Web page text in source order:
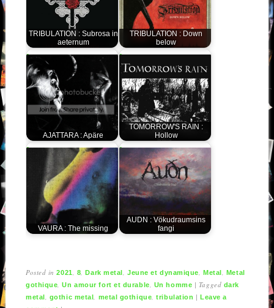
TRIBULATION : Subrosa in
aeternum
TRIBULATION : Down
below
AJATTARA : Apäre
TOMORROW'S RAIN :
Hollow
VAURA : The missing
AUDN : Vökudraumsins
fangi
Posted in2021, 8,Dark metal,Jeune et dynamique,Metal, Metal
gothique,Un amour fort et durable, Un homme | Tagged dark
metal, gothic metal, metal gothique,tribulation |Leave a